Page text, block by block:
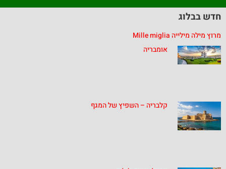
חדש בבלוג
מרוץ מילה מילייה Mille miglia
אומבריה
קלבריה – השפיץ של המגף